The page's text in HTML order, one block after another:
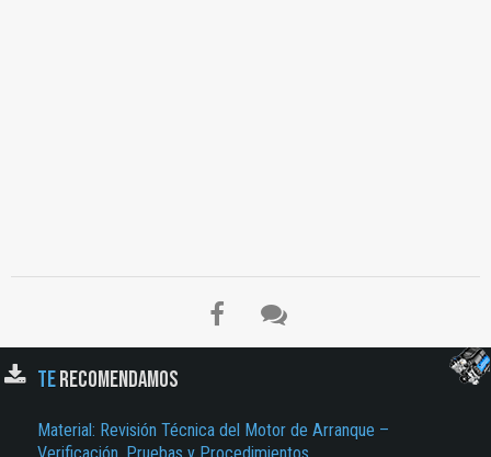
TERECOMENDAMOS
Material: Revisión Técnica del Motor de Arranque –
Verificación, Pruebas y Procedimientos